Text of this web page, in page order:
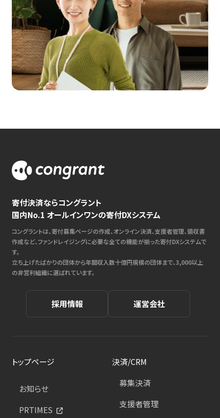
寄付決済ならコングラント
国内No.1 オールインワンの寄付DXシステム
コングラントは、寄付募集ページの作成、オンライン決済、支援者管理、領収書
作成など、ファンドレイジングに必要な全ての機能が揃った寄付DXシステムで
す。
立ち上げたばかりの団体から年間収入数十億円規模の団体まで、3,000以上
の非営利組織に選ばれています。
採用情報 運営会社
トップページ
お知らせ
PRTIMES
決済/CRM
募集決済
支援者管理